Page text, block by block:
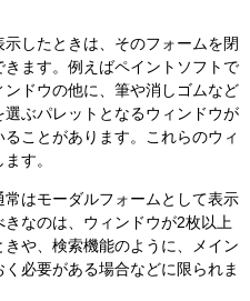
したときは、そのフォームを閉
ます。例えばペイントソフトで
ドウの他に、筆や消しゴムなど
ぶパレットとなるウィンドウが
ことがあります。これらのウィ
す。
はモーダルフォームとして表示
なのは、ウィンドウが2枚以上
や、検索機能のように、メイン
必要がある場合などに限られま